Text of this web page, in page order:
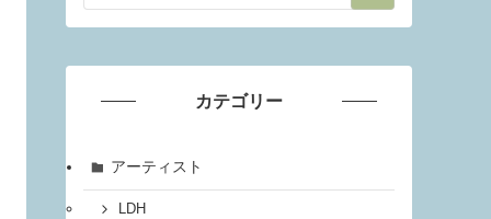
カテゴリー
アーティスト
LDH